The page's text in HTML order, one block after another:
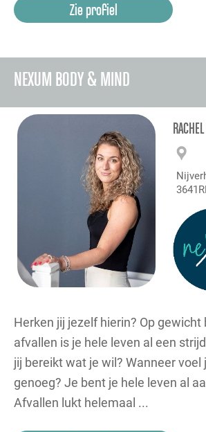
Zie profiel
NEXUM BODY & MIND
Herken jij jezelf hierin? Op gewicht
afvallen is je hele leven al een
jij bereikt wat je wil? Wanneer voel
genoeg? Je bent je hele leven al
Afvallen lukt helemaal ...